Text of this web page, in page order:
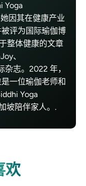
Yoga
因其在健康产业
评为国际瑜伽博
整体健康的文章
、
志。2022 年，
一位瑜伽老师和
Yoga
坡陪伴家人。.
欢